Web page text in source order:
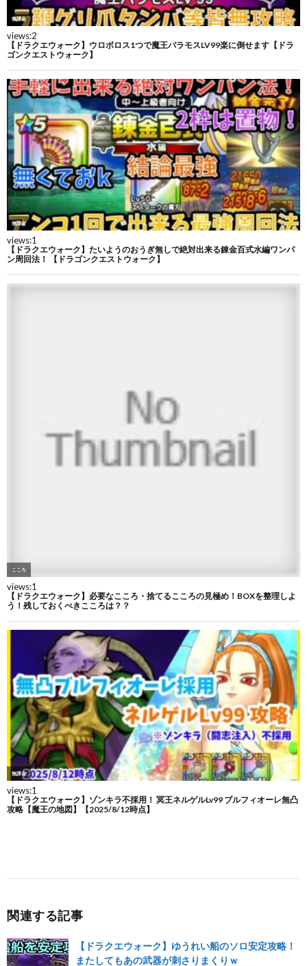
関連する記事
【ドラクエウォーク】ゆうれい船のソロ安定攻略！
またしてもあの武器が刺さりまくりｗ